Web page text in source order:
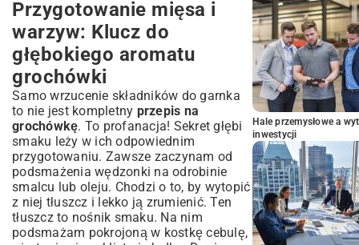
Przygotowanie mięsa i
warzyw: Klucz do
głębokiego aromatu
grochówki
Samo wrzucenie składników do garnka
to nie jest kompletny przepis na
grochówkę. To profanacja! Sekret głębi
smaku leży w ich odpowiednim
przygotowaniu. Zawsze zaczynam od
podsmażenia wędzonki na odrobinie
smalcu lub oleju. Chodzi o to, by wytopić
z niej tłuszcz i lekko ją zrumienić. Ten
tłuszcz to nośnik smaku. Na nim
podsmażam pokrojoną w kostkę cebulę,
Hale przemysłowe a
inwestycji